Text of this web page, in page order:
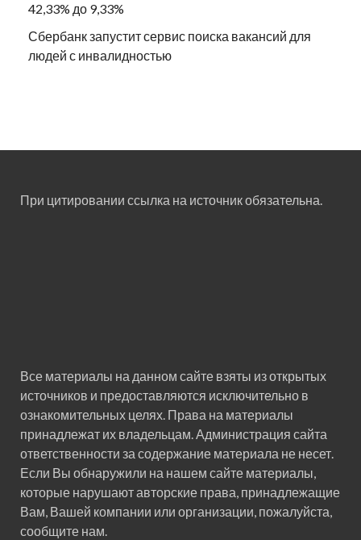
42,33% до 9,33%
Сбербанк запустит сервис поиска вакансий для
людей с инвалидностью
При цитировании ссылка на источник обязательна.
Все материалы на данном сайте взяты из открытых
источников и предоставляются исключительно в
ознакомительных целях. Права на материалы
принадлежат их владельцам. Администрация сайта
ответственности за содержание материала не несет.
Если Вы обнаружили на нашем сайте материалы,
которые нарушают авторские права, принадлежащие
Вам, Вашей компании или организации, пожалуйста,
сообщите нам.